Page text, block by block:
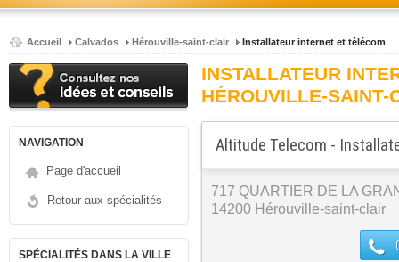
Accueil Calvados Hérouville-saint-clair Installateur internet et télécom
NAVIGATION
Page d'accueil
Retour aux spécialités
SPÉCIALITÉS DANS LA VILLE
INSTALLATEUR
HÉROUVILLE-SAINT-
Altitude Telecom -
717 QUARTIER DE LA
14200 Hérouville-saint-clair